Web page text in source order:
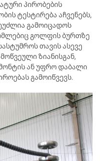
პირობების
ტესტირება აჩვენებს,
გამოიცადოს
გოლფის ბურთზე
თავის ასევე
ზიანისგან,
ან უფრო დაბალი
გამოიწვევს.